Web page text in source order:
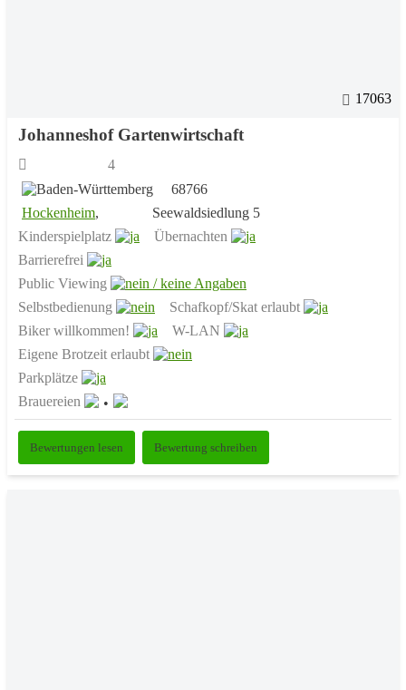
17063
Johanneshof Gartenwirtschaft
4
68766
Hockenheim,
Seewaldsiedlung 5
Kinderspielplatz
Übernachten
Barrierefrei
Public Viewing
Selbstbedienung
Schafkopf/Skat erlaubt
Biker willkommen!
W-LAN
Eigene Brotzeit erlaubt
Parkplätze
Brauereien
Bewertungen lesen Bewertung schreiben